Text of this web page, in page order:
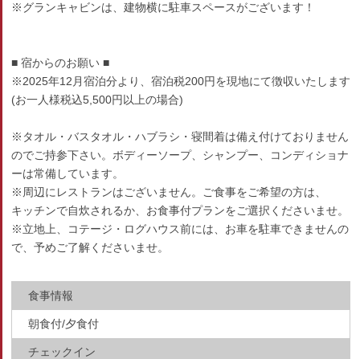
※グランキャビンは、建物横に駐車スペースがございます！
■ 宿からのお願い ■
※2025年12月宿泊分より、宿泊税200円を現地にて徴収いたします
(お一人様税込5,500円以上の場合)
※タオル・バスタオル・ハブラシ・寝間着は備え付けておりません
のでご持参下さい。ボディーソープ、シャンプー、コンディショナ
ーは常備しています。
※周辺にレストランはございません。ご食事をご希望の方は、
キッチンで自炊されるか、お食事付プランをご選択くださいませ。
※立地上、コテージ・ログハウス前には、お車を駐車できませんの
で、予めご了解くださいませ。
食事情報
朝食付/夕食付
チェックイン